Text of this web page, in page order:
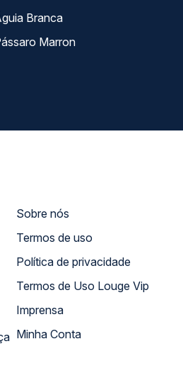
Branca
Marron
Sobre nós
Termos de uso
Política de privacidade
Termos de Uso Louge Vip
Imprensa
Minha Conta